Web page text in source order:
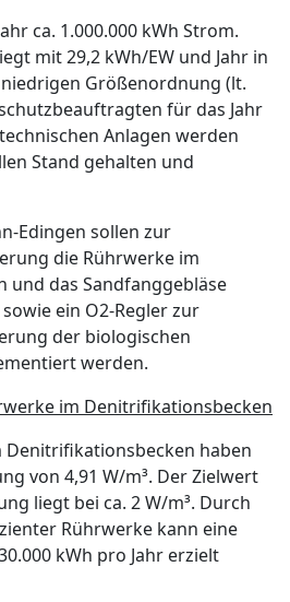
ca. 1.000.000 kWh Strom.
mit 29,2 kWh/EW und Jahr in
Größenordnung (lt.
für das Jahr
Anlagen werden
Stand gehalten und
Edingen sollen zur
die Rührwerke im
und das Sandfanggebläse
ein O2-Regler zur
der biologischen
werden.
im Denitrifikationsbecken
Denitrifikationsbecken haben
von 4,91 W/m³. Der Zielwert
liegt bei ca. 2 W/m³. Durch
Rührwerke kann eine
kWh pro Jahr erzielt